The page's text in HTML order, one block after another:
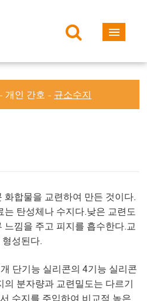
개인 간호 규소수지
합물을 교련하여 만든 것이다.
는 탄성체나 수지다.낮은 교련도
느낌을 주고 피지를 흡수한다.교
성된다.
단기능 실리콘의 4기능 실리콘
의 분자량과 교련밀도는 다르기
수지를 주입하여 비교적 높은